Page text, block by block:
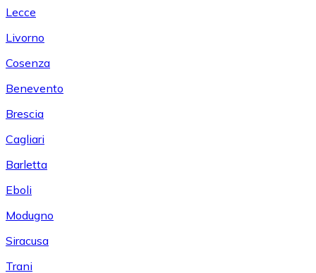
Lecce
Livorno
Cosenza
Benevento
Brescia
Cagliari
Barletta
Eboli
Modugno
Siracusa
Trani